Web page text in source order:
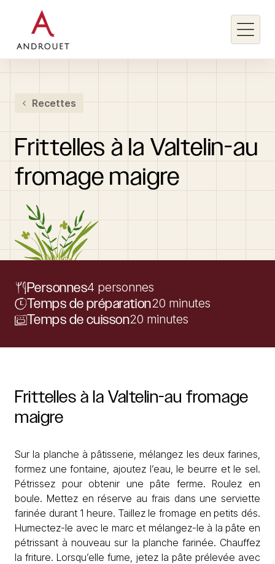
Rechercher un mot clé
Recettes
Frittelles à la Valtelin-au
fromage maigre
Personnes4 personnes
Temps de préparation20 minutes
Temps de cuisson20 minutes
Frittelles à la Valtelin-au fromage
maigre
Sur la planche à pâtisserie, mélangez les deux farines,
formez une fontaine, ajoutez l’eau, le beurre et le sel.
Pétrissez pour obtenir une pâte ferme. Roulez en
boule. Mettez en réserve au frais dans une serviette
farinée durant 1 heure. Taillez le fromage en petits dés.
Humectez-le avec le marc et mélangez-le à la pâte en
pétrissant à nouveau sur la planche farinée. Chauffez
la friture. Lorsqu’elle fume, jetez la pâte prélevée avec